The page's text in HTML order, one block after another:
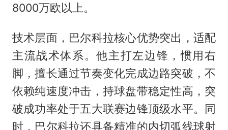
8000万欧以上。
技术层面，巴尔科拉核心优势突出，适配
主流战术体系。他主打左边锋，惯用右
脚，擅长通过节奏变化完成边路突破，不
依赖纯速度冲击，持球盘带稳定性高，突
破成功率处于五大联赛边锋顶级水平。同
时，巴尔科拉还具备精准的内切弧线球射